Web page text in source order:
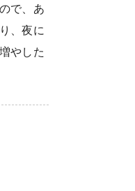
で、あ
、夜に
やした